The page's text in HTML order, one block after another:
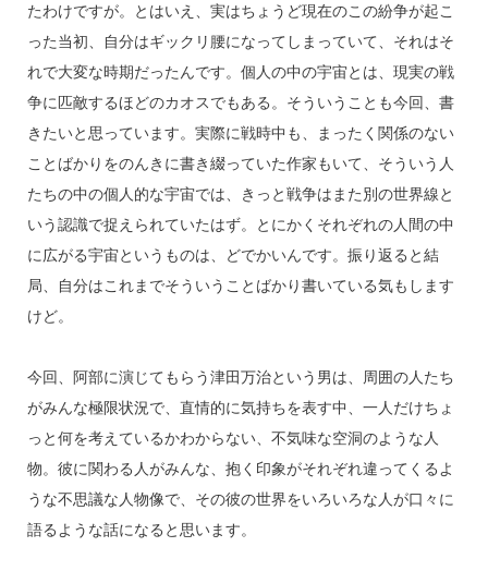
たわけですが。とはいえ、実はちょうど現在のこの紛争が起こ
った当初、自分はギックリ腰になってしまっていて、それはそ
れで大変な時期だったんです。個人の中の宇宙とは、現実の戦
争に匹敵するほどのカオスでもある。そういうことも今回、書
きたいと思っています。実際に戦時中も、まったく関係のない
ことばかりをのんきに書き綴っていた作家もいて、そういう人
たちの中の個人的な宇宙では、きっと戦争はまた別の世界線と
いう認識で捉えられていたはず。とにかくそれぞれの人間の中
に広がる宇宙というものは、どでかいんです。振り返ると結
局、自分はこれまでそういうことばかり書いている気もします
けど。
今回、阿部に演じてもらう津田万治という男は、周囲の人たち
がみんな極限状況で、直情的に気持ちを表す中、一人だけちょ
っと何を考えているかわからない、不気味な空洞のような人
物。彼に関わる人がみんな、抱く印象がそれぞれ違ってくるよ
うな不思議な人物像で、その彼の世界をいろいろな人が口々に
語るような話になると思います。